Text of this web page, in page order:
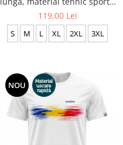
CS63
119,00 Lei
S M L XL 2XL 3XL
NOU